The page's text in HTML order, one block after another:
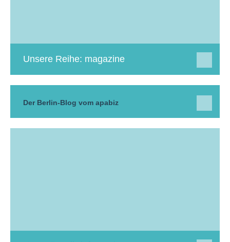
Unsere Reihe: magazine
Der Berlin-Blog vom apabiz